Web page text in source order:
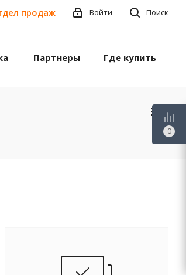
Поиск
Войти
продаж
Партнеры Где купить
0